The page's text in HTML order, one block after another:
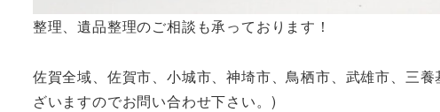
整理、遺品整理のご相談も承っております！
佐賀全域、佐賀市、小城市、神埼市、鳥栖市、武雄市、三
ざいますのでお問い合わせ下さい。)